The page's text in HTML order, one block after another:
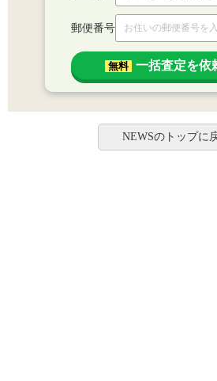
郵便番号
無料 一括査定を依
NEWSのトップに